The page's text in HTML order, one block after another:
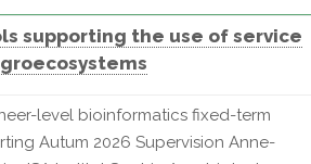
supporting the use of service
level bioinformatics fixed-term
Autum 2026 Supervision Anne-